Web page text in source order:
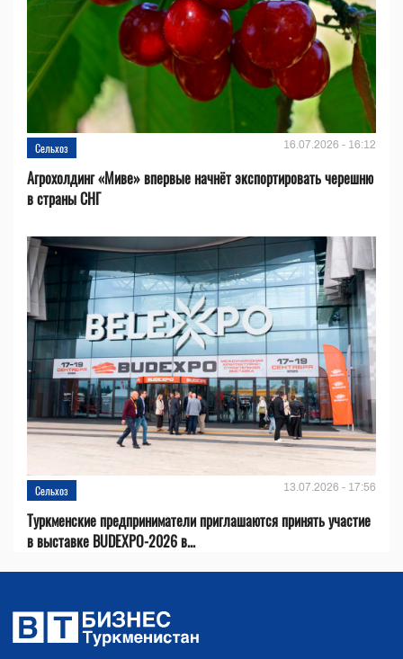
Сельхоз 16.07.2026 - 16:12
Агрохолдинг «Миве» впервые начнёт экспортировать черешню
в страны СНГ
Сельхоз 13.07.2026 - 17:56
Туркменские предприниматели приглашаются принять участие
в выставке BUDEXPO-2026 в...